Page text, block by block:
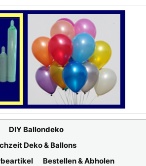
DIY Ballondeko
Deko & Ballons
Bestellen & Abholen